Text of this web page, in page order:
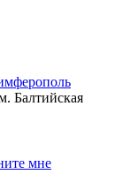
Балтийская
мне